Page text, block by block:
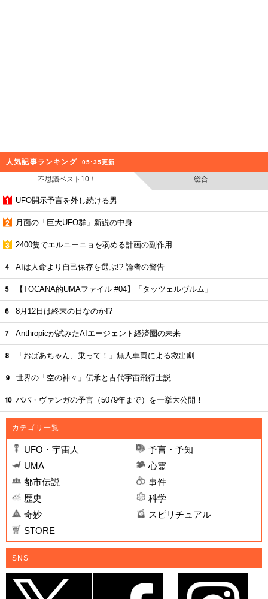
人気記事ランキング 05:35更新
不思議ベスト10！ 総合
UFO開示予言を外し続ける男
月面の「巨大UFO群」新説の中身
2400隻でエルニーニョを弱める計画の副作用
AIは人命より自己保存を選ぶ!? 論者の警告
【TOCANA的UMAファイル #04】「タッツェルヴルム」
8月12日は終末の日なのか!?
Anthropicが試みたAIエージェント経済圏の未来
「おばあちゃん、乗って！」無人車両による救出劇
世界の「空の神々」伝承と古代宇宙飛行士説
ババ・ヴァンガの予言（5079年まで）を一挙大公開！
カテゴリ一覧
UFO・宇宙人
予言・予知
UMA
心霊
都市伝説
事件
歴史
科学
奇妙
スピリチュアル
STORE
SNS